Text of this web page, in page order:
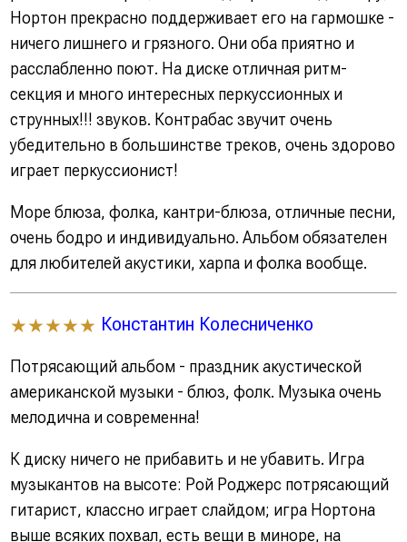
Нортон прекрасно поддерживает его на гармошке -
ничего лишнего и грязного. Они оба приятно и
расслабленно поют. На диске отличная ритм-
секция и много интересных перкуссионных и
струнных!!! звуков. Контрабас звучит очень
убедительно в большинстве треков, очень здорово
играет перкуссионист!
Море блюза, фолка, кантри-блюза, отличные песни,
очень бодро и индивидуально. Альбом обязателен
для любителей акустики, харпа и фолка вообще.
★★★★★ Константин Колесниченко
Потрясающий альбом - праздник акустической
американской музыки - блюз, фолк. Музыка очень
мелодична и современна!
К диску ничего не прибавить и не убавить. Игра
музыкантов на высоте: Рой Роджерс потрясающий
гитарист, классно играет слайдом; игра Нортона
выше всяких похвал, есть вещи в миноре, на